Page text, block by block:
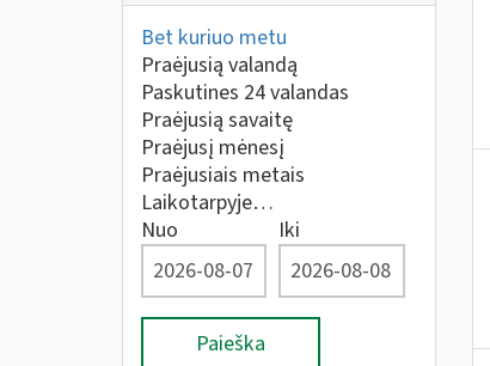
Bet kuriuo metu
Praėjusią valandą
Paskutines 24 valandas
Praėjusią savaitę
Praėjusį mėnesį
Praėjusiais metais
Laikotarpyje…
Nuo
Iki
Paieška